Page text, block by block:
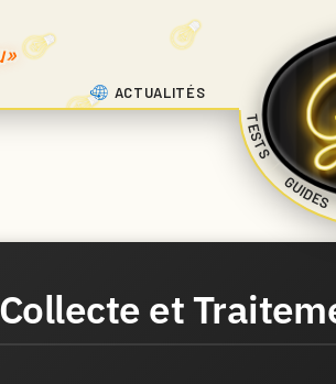
ACTUALITÉS
TESTS
GUIDES
|
Collecte et